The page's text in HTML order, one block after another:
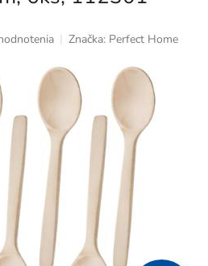
Značka: Perfect Home